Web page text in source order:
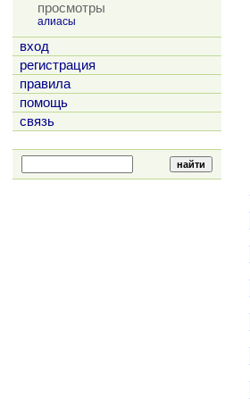
просмотры
алиасы
вход
регистрация
правила
помощь
связь